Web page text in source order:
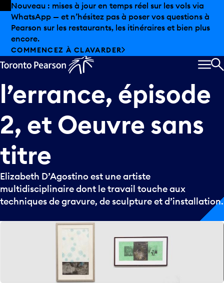
Skip to offers
Passer au contenu principal
Nouveau : mises à jour en temps réel sur les vols via
WhatsApp — et n’hésitez pas à poser vos questions à
Pearson sur les restaurants, les itinéraires et bien plus
encore.
COMMENCEZ À CLAVARDER
Échapperdu
territoirede
l’errance, épisode
2, et Oeuvre sans
titre
Elizabeth D’Agostino est une artiste
multidisciplinaire dont le travail touche aux
techniques de gravure, de sculpture et d’installation.